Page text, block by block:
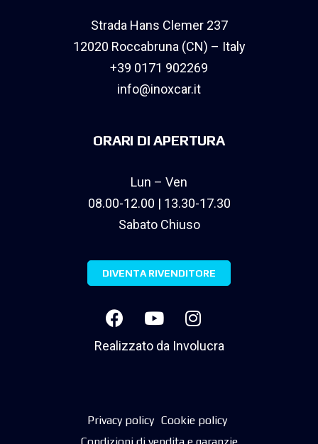
Strada Hans Clemer 237
12020 Roccabruna (CN) – Italy
+39 0171 902269
info@inoxcar.it
ORARI DI APERTURA
Lun – Ven
08.00-12.00 | 13.30-17.30
Sabato Chiuso
DIVENTA RIVENDITORE
Realizzato da Involucra
Privacy policy Cookie policy